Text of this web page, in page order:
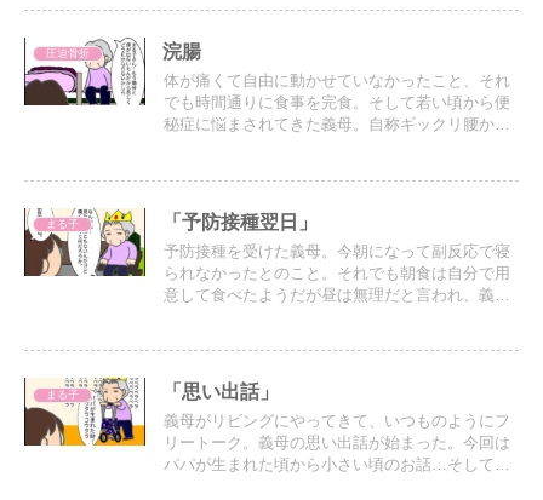
圧迫骨折 浣腸
体が痛くて自由に動かせていなかったこと、それ
でも時間通りに食事を完食。そして若い頃から便
秘症に悩まされてきた義母。自称ギックリ腰から
まる子 「予防接種翌日」
予防接種を受けた義母。今朝になって副反応で寝
られなかったとのこと。それでも朝食は自分で用
意して食べたようだが昼は無理だと言われ、義母
まる子 「思い出話」
義母がリビングにやってきて、いつものようにフ
リートーク。義母の思い出話が始まった。今回は
パパが生まれた頃から小さい頃のお話…そしてそ